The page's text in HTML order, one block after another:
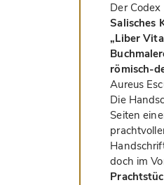
Der
Salisches
„Liber
römisch-
Aureus
Die
Seiten
doch im